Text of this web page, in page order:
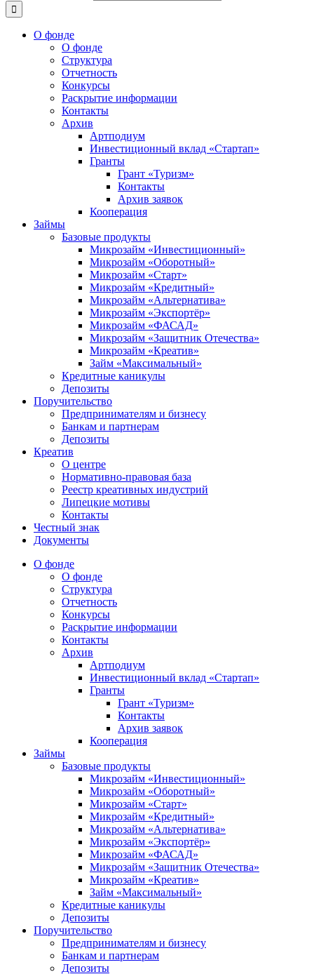
О фонде
О фонде
Структура
Отчетность
Конкурсы
Раскрытие информации
Контакты
Архив
Артподиум
Инвестиционный вклад «Стартап»
Гранты
Грант «Туризм»
Контакты
Архив заявок
Кооперация
Займы
Базовые продукты
Микрозайм «Инвестиционный»
Микрозайм «Оборотный»
Микрозайм «Старт»
Микрозайм «Кредитный»
Микрозайм «Альтернатива»
Микрозайм «Экспортёр»
Микрозайм «ФАСАД»
Микрозайм «Защитник Отечества»
Микрозайм «Креатив»
Займ «Максимальный»
Кредитные каникулы
Депозиты
Поручительство
Предпринимателям и бизнесу
Банкам и партнерам
Депозиты
Креатив
О центре
Нормативно-правовая база
Реестр креативных индустрий
Липецкие мотивы
Контакты
Честный знак
Документы
О фонде
О фонде
Структура
Отчетность
Конкурсы
Раскрытие информации
Контакты
Архив
Артподиум
Инвестиционный вклад «Стартап»
Гранты
Грант «Туризм»
Контакты
Архив заявок
Кооперация
Займы
Базовые продукты
Микрозайм «Инвестиционный»
Микрозайм «Оборотный»
Микрозайм «Старт»
Микрозайм «Кредитный»
Микрозайм «Альтернатива»
Микрозайм «Экспортёр»
Микрозайм «ФАСАД»
Микрозайм «Защитник Отечества»
Микрозайм «Креатив»
Займ «Максимальный»
Кредитные каникулы
Депозиты
Поручительство
Предпринимателям и бизнесу
Банкам и партнерам
Депозиты